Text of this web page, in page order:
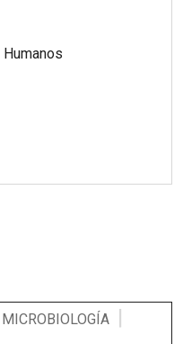
Humanos
MICROBIOLOGÍA